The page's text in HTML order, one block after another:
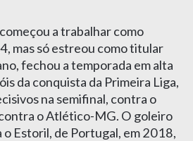
a trabalhar como
mas só estreou como titular
fechou a temporada em alta
da conquista da Primeira Liga,
na semifinal, contra o
o Atlético-MG. O goleiro
Estoril, de Portugal, em 2018,